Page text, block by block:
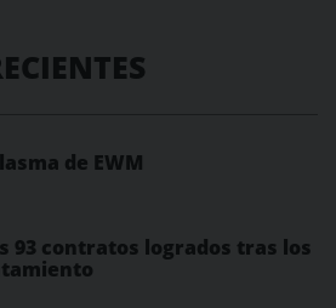
de EWM
93 contratos logrados tras los